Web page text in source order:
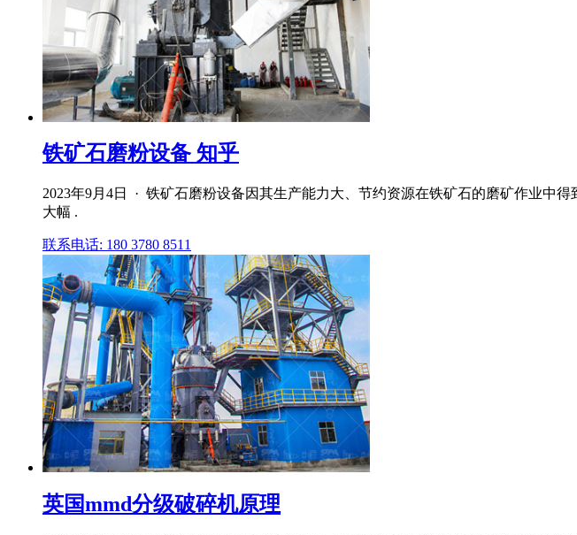
铁矿石磨粉设备 知乎
2023年9月4日 · 铁矿石磨粉设备因其生产能力大、节约资源在铁矿石的磨矿作业中
大幅 .
联系电话: 180 3780 8511
英国mmd分级破碎机原理